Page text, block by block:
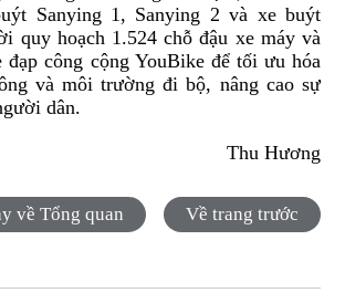
Sanying 1, Sanying 2 và xe buýt
quy hoạch 1.524 chỗ đậu xe máy và
đạp công cộng YouBike để tối ưu hóa
và môi trường đi bộ, nâng cao sự
dân.
Thu Hương
về Tổng quan Về trang trước